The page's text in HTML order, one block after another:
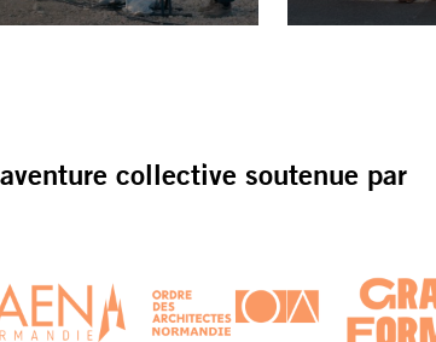
collective soutenue par